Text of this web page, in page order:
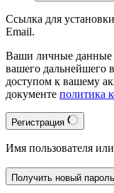
Ссылка для
Email.
Ваши личные данные
вашего дальнейшего
доступом к вашему
документе политика
Регистрация
Имя пользователя
Получить новый пароль